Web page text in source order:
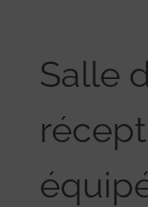
Salle